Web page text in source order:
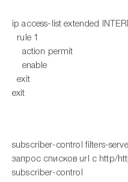
ip access-list extended
rule 1
action permit
enable
exit
exit
subscriber-control filters-
запрос списков url с http/
subscriber-control